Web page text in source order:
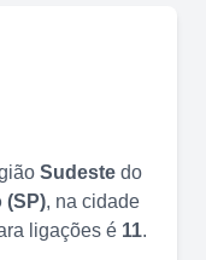
Sudestedo
(SP), na cidade
ligações é 11.